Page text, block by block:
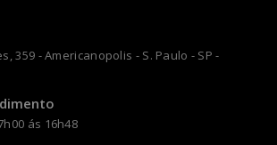
359 - Americanopolis - S. Paulo - SP -
ás 16h48